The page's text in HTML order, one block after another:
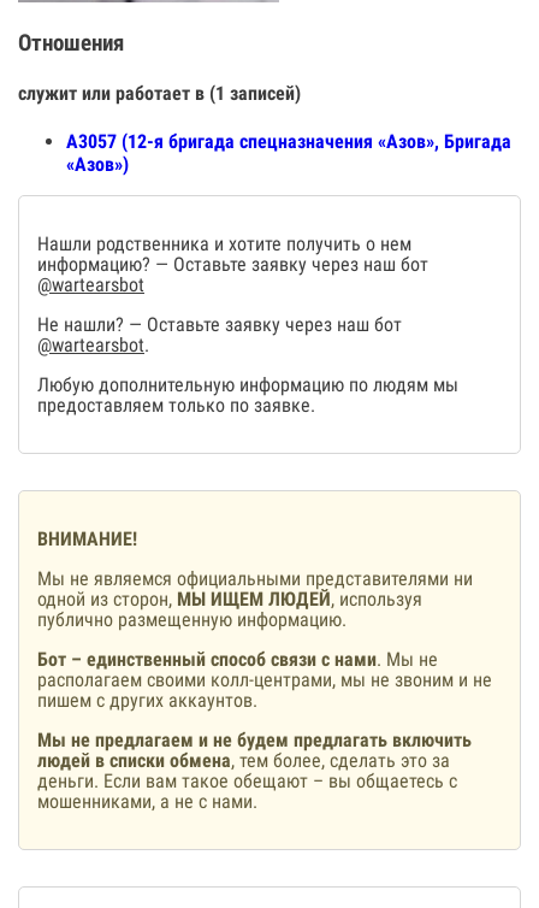
Отношения
служит или работает в (1 записей)
А3057 (12-я бригада спецназначения «Азов», Бригада
«Азов»)
Нашли родственника и хотите получить о нем
информацию? — Оставьте заявку через наш бот
@wartearsbot
Не нашли? — Оставьте заявку через наш бот
@wartearsbot.
Любую дополнительную информацию по людям мы
предоставляем только по заявке.
ВНИМАНИЕ!
Мы не являемся официальными представителями ни
одной из сторон, МЫ ИЩЕМ ЛЮДЕЙ, используя
публично размещенную информацию.
Бот – единственный способ связи с нами. Мы не
располагаем своими колл-центрами, мы не звоним и не
пишем с других аккаунтов.
Мы не предлагаем и не будем предлагать включить
людей в списки обмена, тем более, сделать это за
деньги. Если вам такое обещают – вы общаетесь с
мошенниками, а не с нами.